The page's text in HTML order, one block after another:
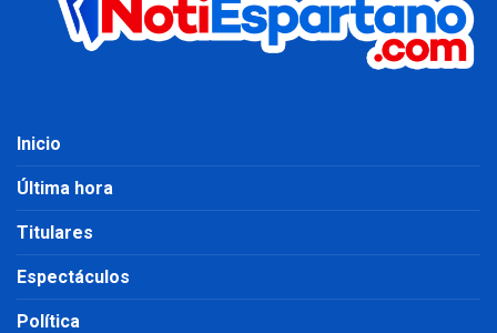
Inicio
Última hora
Titulares
Espectáculos
Política